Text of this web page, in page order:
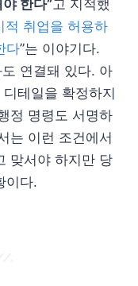
한다”고 지적했
적 취업을 허용하
다”는 이야기다.
연결돼 있다. 아
테일을 확정하지
정 명령도 서명하
는 이런 조건에서
맞서야 하지만 당
이다.